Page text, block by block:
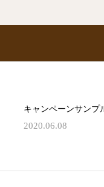
キャンペーンサンプ
2020.06.08